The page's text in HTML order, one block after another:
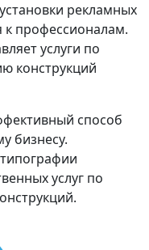
рекламных
к профессионалам.
услуги по
конструкций
способ
бизнесу.
услуг по